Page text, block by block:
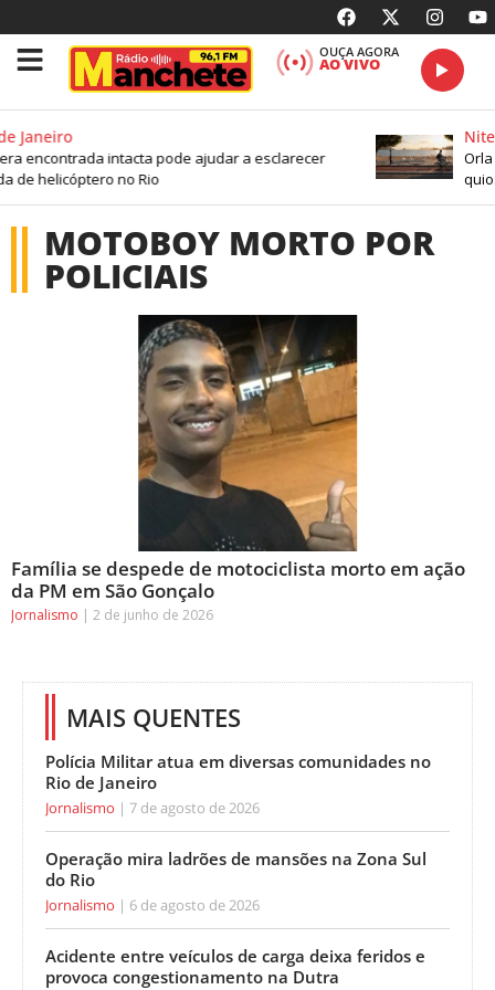
OUÇA AGORA
AO VIVO
Janeiro
encontrada intacta pode ajudar a esclarecer
de helicóptero no Rio
MOTOBOY MORTO POR
POLICIAIS
Família se despede de motociclista morto em ação
da PM em São Gonçalo
Jornalismo 2 de junho de 2026
MAIS QUENTES
Polícia Militar atua em diversas comunidades no
Rio de Janeiro
Jornalismo 7 de agosto de 2026
Operação mira ladrões de mansões na Zona Sul
do Rio
Jornalismo 6 de agosto de 2026
Acidente entre veículos de carga deixa feridos e
provoca congestionamento na Dutra